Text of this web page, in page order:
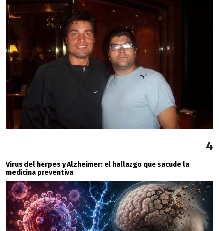
4
Virus del herpes y Alzheimer: el hallazgo que sacude la
medicina preventiva